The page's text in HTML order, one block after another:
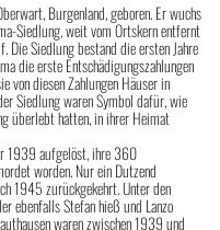
Burgenland, geboren. Er wuchs
Siedlung, weit vom Ortskern entfernt
Die Siedlung bestand die ersten Jahre
die erste Entschädigungszahlungen
diesen Zahlungen Häuser in
Siedlung waren Symbol dafür, wie
überlebt hatten, in ihrer Heimat
1939 aufgelöst, ihre 360
worden. Nur ein Dutzend
1945 zurückgekehrt. Unter den
ebenfalls Stefan hieß und Lanzo
waren zwischen 1939 und